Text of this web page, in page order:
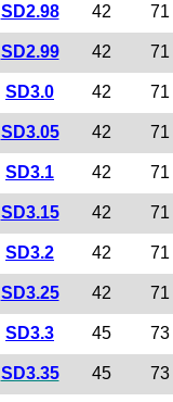
SD2.98 42 71
SD2.99 42 71
SD3.0 42 71
SD3.05 42 71
SD3.1 42 71
SD3.15 42 71
SD3.2 42 71
SD3.25 42 71
SD3.3 45 73
SD3.35 45 73